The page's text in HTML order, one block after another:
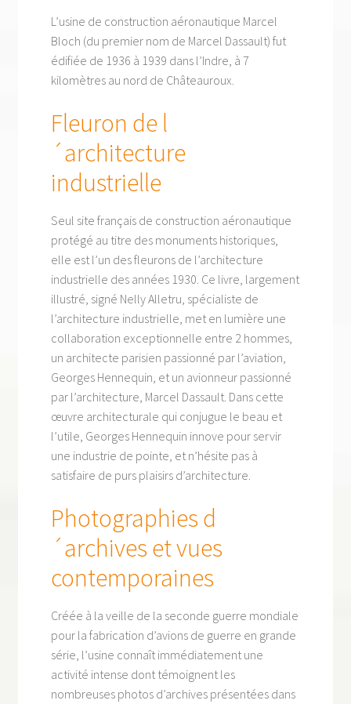
L’usine de construction aéronautique Marcel
Bloch (du premier nom de Marcel Dassault) fut
édifiée de 1936 à 1939 dans l’Indre, à 7
kilomètres au nord de Châteauroux.
Fleuron de l
´architecture
industrielle
Seul site français de construction aéronautique
protégé au titre des monuments historiques,
elle est l’un des fleurons de l’architecture
industrielle des années 1930. Ce livre, largement
illustré, signé Nelly Alletru, spécialiste de
l’architecture industrielle, met en lumière une
collaboration exceptionnelle entre 2 hommes,
un architecte parisien passionné par l’aviation,
Georges Hennequin, et un avionneur passionné
par l’architecture, Marcel Dassault. Dans cette
œuvre architecturale qui conjugue le beau et
l’utile, Georges Hennequin innove pour servir
une industrie de pointe, et n’hésite pas à
satisfaire de purs plaisirs d’architecture.
Photographies d
´archives et vues
contemporaines
Créée à la veille de la seconde guerre mondiale
pour la fabrication d’avions de guerre en grande
série, l’usine connaît immédiatement une
activité intense dont témoignent les
nombreuses photos d’archives présentées dans